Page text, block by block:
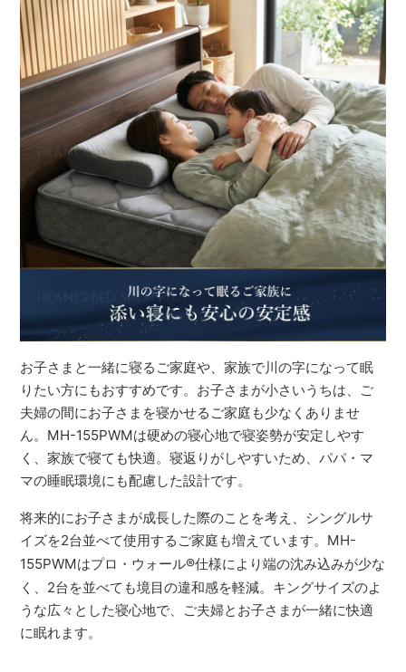
お子さまと一緒に寝るご家庭や、家族で川の字になって眠
りたい方にもおすすめです。お子さまが小さいうちは、ご
夫婦の間にお子さまを寝かせるご家庭も少なくありませ
ん。MH-155PWMは硬めの寝心地で寝姿勢が安定しやす
く、家族で寝ても快適。寝返りがしやすいため、パパ・マ
マの睡眠環境にも配慮した設計です。
将来的にお子さまが成長した際のことを考え、シングルサ
イズを2台並べて使用するご家庭も増えています。MH-
155PWMはプロ・ウォール®仕様により端の沈み込みが少な
く、2台を並べても境目の違和感を軽減。キングサイズのよ
うな広々とした寝心地で、ご夫婦とお子さまが一緒に快適
に眠れます。